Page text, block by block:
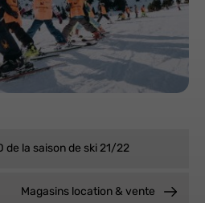
de la saison de ski 21/22
Magasins location & vente